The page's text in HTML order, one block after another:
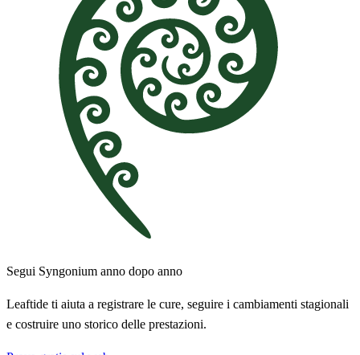
Segui Syngonium anno dopo anno
Leaftide ti aiuta a registrare le cure, seguire i cambiamenti stagionali
e costruire uno storico delle prestazioni.